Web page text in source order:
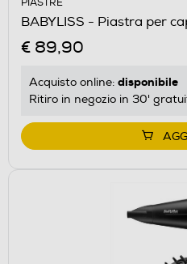
PIASTRE
BABYLISS - Piastra per
€ 89,90
Acquisto online: disponibile
Ritiro in negozio in 30'